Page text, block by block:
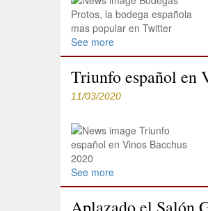
See more
Triunfo español en
11/03/2020
See more